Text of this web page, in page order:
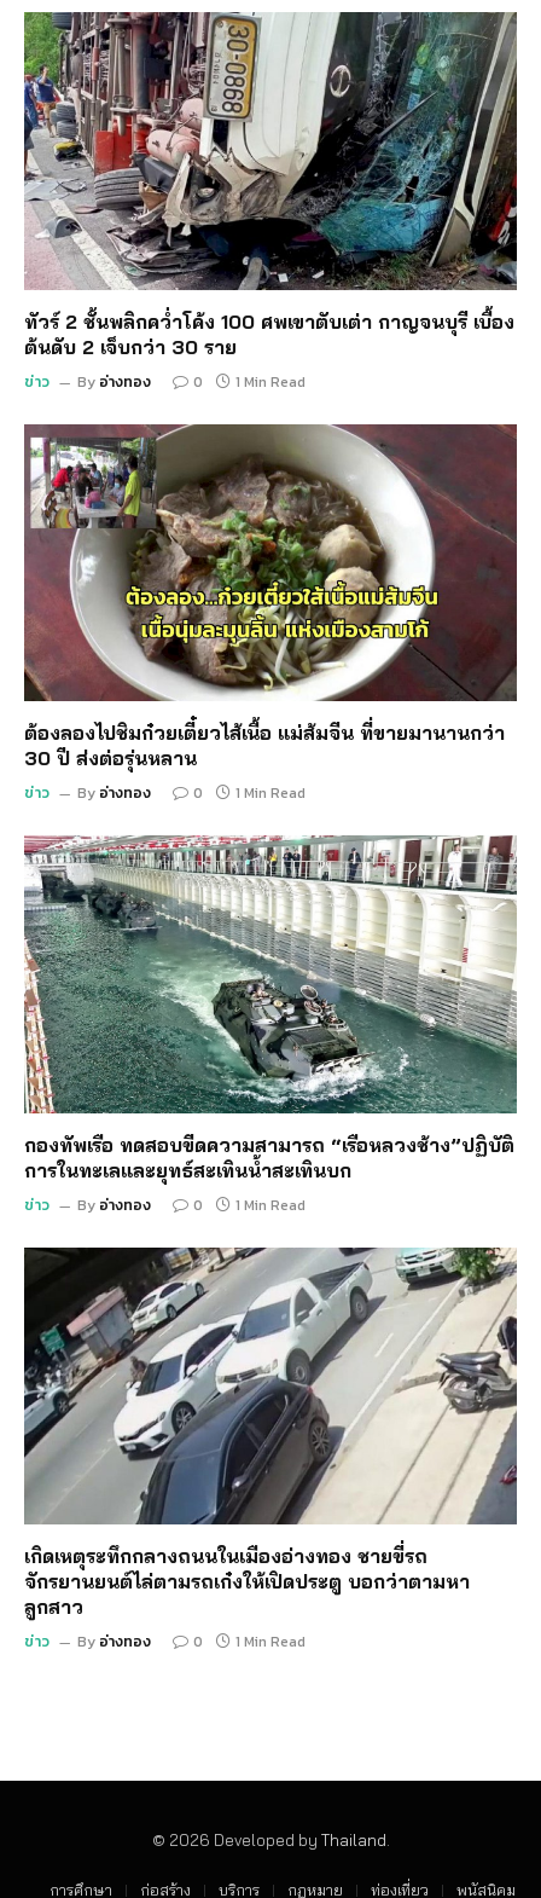
ทัวร์ 2 ชั้นพลิกคว่ำโค้ง 100 ศพเขาตับเต่า กาญจนบุรี เบื้อง
ต้นดับ 2 เจ็บกว่า 30 ราย
ข่าว By อ่างทอง 0 1 Min Read
ต้องลองไปชิมก๋วยเตี๋ยวไส้เนื้อ แม่ส้มจีน ที่ขายมานานกว่า
30 ปี ส่งต่อรุ่นหลาน
ข่าว By อ่างทอง 0 1 Min Read
กองทัพเรือ ทดสอบขีดความสามารถ “เรือหลวงช้าง”ปฏิบัติ
การในทะเลและยุทธ์สะเทินน้ำสะเทินบก
ข่าว By อ่างทอง 0 1 Min Read
เกิดเหตุระทึกกลางถนนในเมืองอ่างทอง ชายขี่รถ
จักรยานยนต์ไล่ตามรถเก๋งให้เปิดประตู บอกว่าตามหา
ลูกสาว
ข่าว By อ่างทอง 0 1 Min Read
© 2026 Developed by Thailand
การศึกษา ก่อสร้าง บริการ กฏหมาย ท่องเที่ยว พนัสนิคม